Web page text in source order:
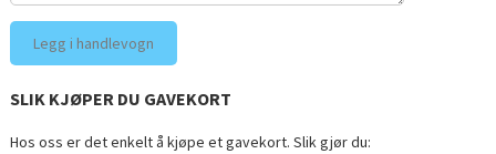
SLIK KJØPER DU GAVEKORT
Hos oss er det enkelt å kjøpe et gavekort. Slik gjør du: